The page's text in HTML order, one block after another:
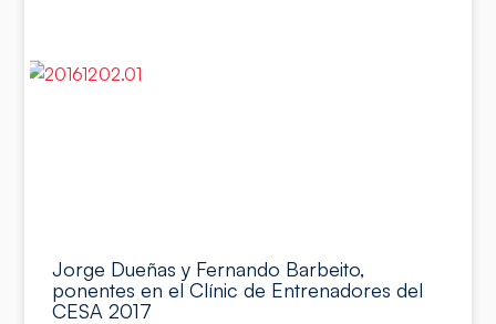
Jorge Dueñas y Fernando Barbeito,
ponentes en el Clínic de Entrenadores del
CESA 2017